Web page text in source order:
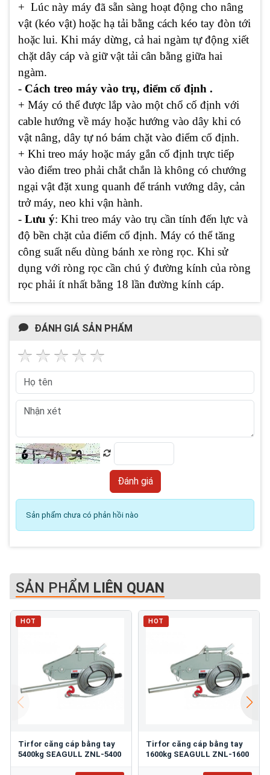
+ Lúc này máy đã sẵn sàng hoạt động cho nâng
vật (kéo vật) hoặc hạ tải bằng cách kéo tay đòn tới
hoặc lui. Khi máy dừng, cả hai ngàm tự động xiết
chặt dây cáp và giữ vật tải cân bằng giữa hai
ngàm.
- Cách treo máy vào trụ, điểm cố định .
+ Máy có thể được lắp vào một chổ cố định với
cable hướng về máy hoặc hướng vào dây khi có
vật nâng, dây tự nó bám chặt vào điểm cố định.
+ Khi treo máy hoặc máy gắn cố định trực tiếp
vào điểm treo phải chắt chắn là không có chướng
ngại vật đặt xung quanh để tránh vướng dây, cản
trở máy, neo khi vận hành.
- Lưu ý: Khi treo máy vào trụ cần tính đến lực và
độ bền chặt của điểm cố định. Máy có thể tăng
công suất nếu dùng bánh xe ròng rọc. Khi sử
dụng với ròng rọc cần chú ý đường kính của ròng
rọc phải ít nhất bằng 18 lần đường kính cáp.
ĐÁNH GIÁ SẢN PHẨM
Sản phẩm chưa có phản hồi nào
SẢN PHẨM LIÊN QUAN
HOT
Tirfor căng cáp bằng tay
5400kg SEAGULL ZNL-5400
HOT
Tirfor căng cáp bằng tay
1600kg SEAGULL ZNL-1600